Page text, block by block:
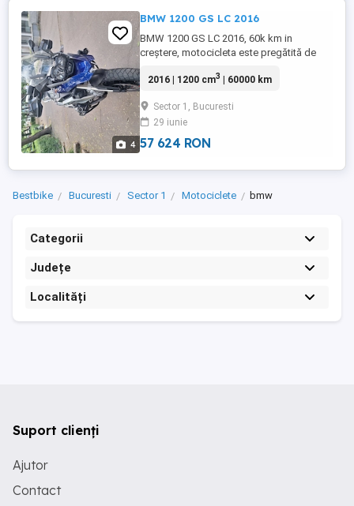
4
BMW 1200 GS LC 2016
BMW 1200 GS LC 2016, 60k km in
creștere, motocicleta este pregătită de
de 3000 euro cu factura de la BMW. Top
telefon.
2016 | 1200 cm3 | 60000 km
Sector 1, Bucuresti
29 iunie
57 624 RON
Bestbike Bucuresti Sector 1 Motociclete bmw
Categorii
Județe
Localități
Suport clienți
Ajutor
Contact